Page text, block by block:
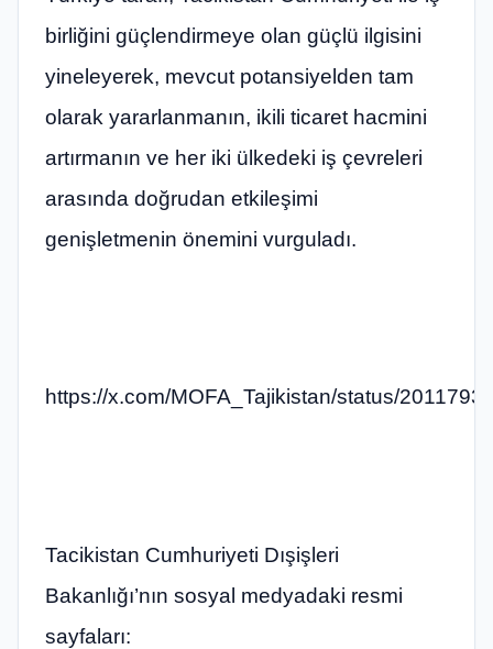
birliğini güçlendirmeye olan güçlü ilgisini
yineleyerek, mevcut potansiyelden tam
olarak yararlanmanın, ikili ticaret hacmini
artırmanın ve her iki ülkedeki iş çevreleri
arasında doğrudan etkileşimi
genişletmenin önemini vurguladı.
https://x.com/MOFA_Tajikistan/status/
Tacikistan Cumhuriyeti Dışişleri
Bakanlığı’nın sosyal medyadaki resmi
sayfaları: